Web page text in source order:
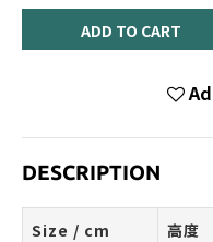
ADD TO CART
DESCRIPTION
Size / cm 高度